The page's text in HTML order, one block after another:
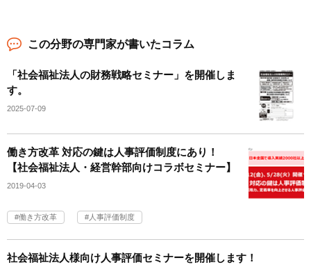
この分野の専門家が書いたコラム
「社会福祉法人の財務戦略セミナー」を開催しま
す。
2025-07-09
働き方改革 対応の鍵は人事評価制度にあり！
【社会福祉法人・経営幹部向けコラボセミナー】
2019-04-03
働き方改革 人事評価制度
社会福祉法人様向け人事評価セミナーを開催します！